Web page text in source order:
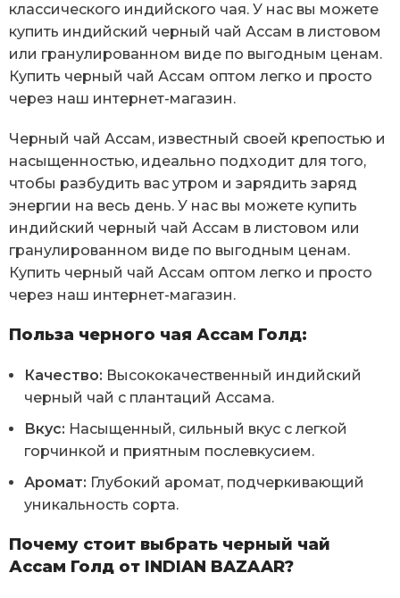
классического индийского чая. У нас вы можете
купить индийский черный чай Ассам в листовом
или гранулированном виде по выгодным ценам.
Купить черный чай Ассам оптом легко и просто
через наш интернет-магазин.
Черный чай Ассам, известный своей крепостью и
насыщенностью, идеально подходит для того,
чтобы разбудить вас утром и зарядить заряд
энергии на весь день. У нас вы можете купить
индийский черный чай Ассам в листовом или
гранулированном виде по выгодным ценам.
Купить черный чай Ассам оптом легко и просто
через наш интернет-магазин.
Польза черного чая Ассам Голд:
Качество: Высококачественный индийский
черный чай с плантаций Ассама.
Вкус: Насыщенный, сильный вкус с легкой
горчинкой и приятным послевкусием.
Аромат: Глубокий аромат, подчеркивающий
уникальность сорта.
Почему стоит выбрать черный чай
Ассам Голд от INDIAN BAZAAR?